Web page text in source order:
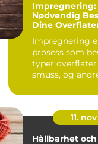
Impregnering:
Nødvendig
Dine
Impregnering
prosess som
typer
smuss, og
11. nov
Hållbarhet och